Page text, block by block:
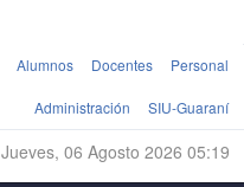
Alumnos Docentes Personal
Administración SIU-Guaraní
Jueves, 06 Agosto 2026 05:19